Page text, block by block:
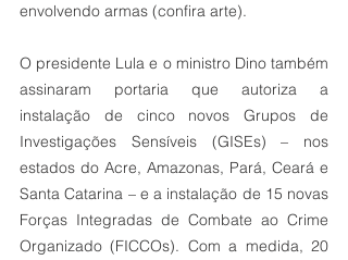
envolvendo armas (confira arte).
O presidente Lula e o ministro Dino também
assinaram portaria que autoriza a
instalação de cinco novos Grupos de
Investigações Sensíveis (GISEs) – nos
estados do Acre, Amazonas, Pará, Ceará e
Santa Catarina – e a instalação de 15 novas
Forças Integradas de Combate ao Crime
Organizado (FICCOs). Com a medida, 20